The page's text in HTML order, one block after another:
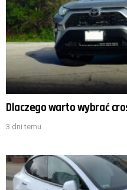
Dlaczego warto wybrać
3 dni temu